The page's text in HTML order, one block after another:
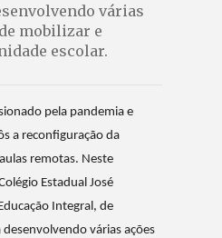
várias
mobilizar e
escolar.
pela pandemia e
a reconfiguração da
remotas. Neste
Estadual José
Integral, de
desenvolvendo várias ações